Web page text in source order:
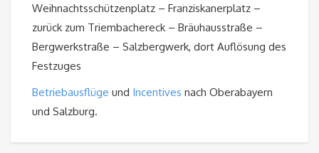
Weihnachtsschützenplatz – Franziskanerplatz –
zurück zum Triembachereck – Bräuhausstraße –
Bergwerkstraße – Salzbergwerk, dort Auflösung des
Festzuges
Betriebausflüge und Incentives nach Oberabayern
und Salzburg.